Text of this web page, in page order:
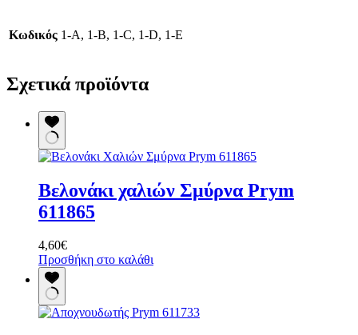
Κωδικός 1-Α, 1-B, 1-C, 1-D, 1-E
Σχετικά προϊόντα
Βελονάκι χαλιών Σμύρνα Prym
611865
4,60€
Προσθήκη στο καλάθι